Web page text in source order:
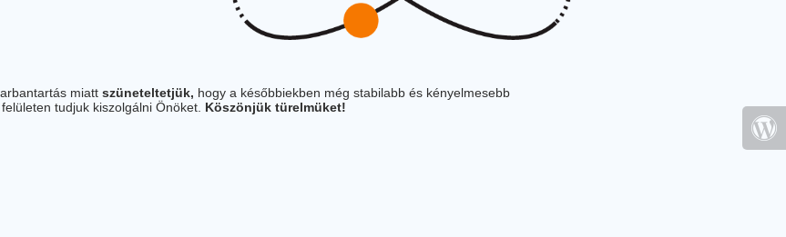
miatt szüneteltetjük, hogy a későbbiekben még stabilabb és kényelmesebb
felületen tudjuk kiszolgálni Önöket. Köszönjük türelmüket!